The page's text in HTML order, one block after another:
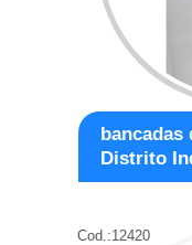
bancadas
Distrito
Cod.:12420